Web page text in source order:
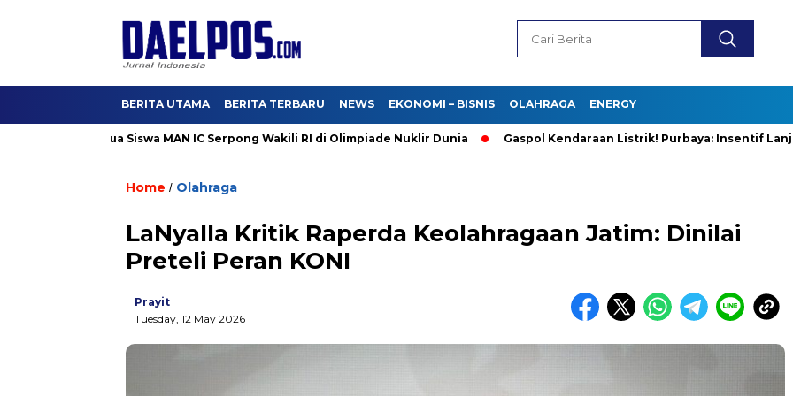
BERITA UTAMA BERITA TERBARU NEWS EKONOMI – BISNIS OLAHRAGA ENERGY
Dua Siswa MAN IC Serpong Wakili RI di Olimpiade Nuklir Dunia Gaspol Kendaraan Listrik! Purbaya: Insentif Lanjut,
Home / Olahraga
LaNyalla Kritik Raperda Keolahragaan Jatim: Dinilai
Preteli Peran KONI
Prayit
Tuesday, 12 May 2026